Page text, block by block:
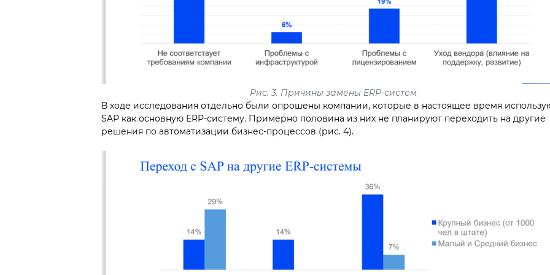
Рис. 3. Причины замены ERP-систем
В ходе исследования отдельно были опрошены компании, которые в настоящее время
SAP как основную ERP-систему. Примерно половина из них не планируют переходить на другие
решения по автоматизации бизнес-процессов (рис. 4).